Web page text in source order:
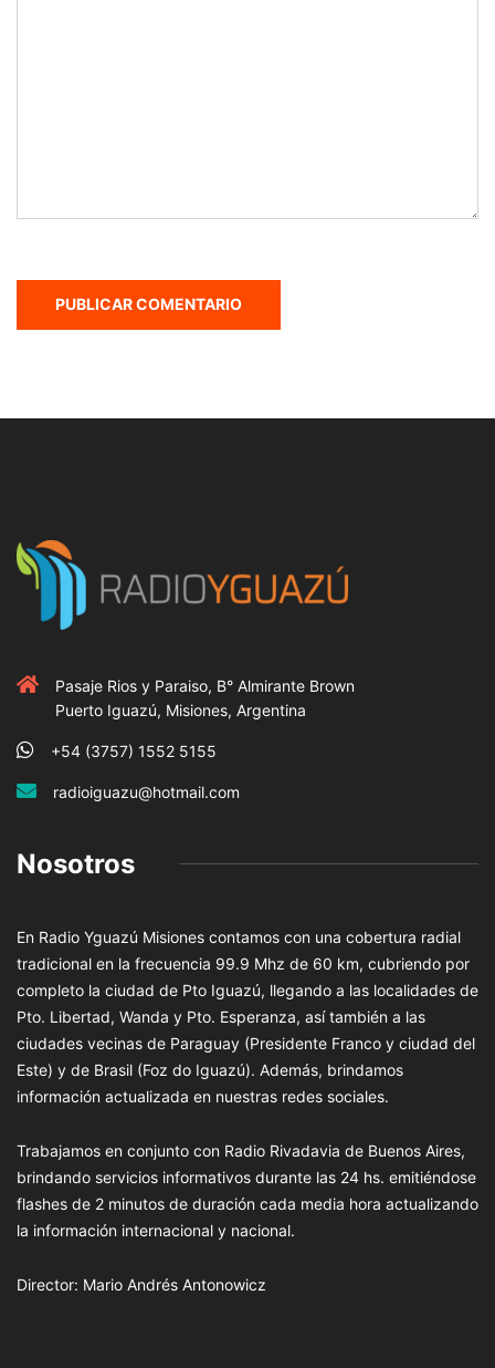
Pasaje Rios y Paraiso, B° Almirante Brown
Puerto Iguazú, Misiones, Argentina
+54 (3757) 1552 5155
radioiguazu@hotmail.com
Nosotros
En Radio Yguazú Misiones contamos con una cobertura radial
tradicional en la frecuencia 99.9 Mhz de 60 km, cubriendo por
completo la ciudad de Pto Iguazú, llegando a las localidades de
Pto. Libertad, Wanda y Pto. Esperanza, así también a las
ciudades vecinas de Paraguay (Presidente Franco y ciudad del
Este) y de Brasil (Foz do Iguazú). Además, brindamos
información actualizada en nuestras redes sociales.
Trabajamos en conjunto con Radio Rivadavia de Buenos Aires,
brindando servicios informativos durante las 24 hs. emitiéndose
flashes de 2 minutos de duración cada media hora actualizando
la información internacional y nacional.
Director: Mario Andrés Antonowicz